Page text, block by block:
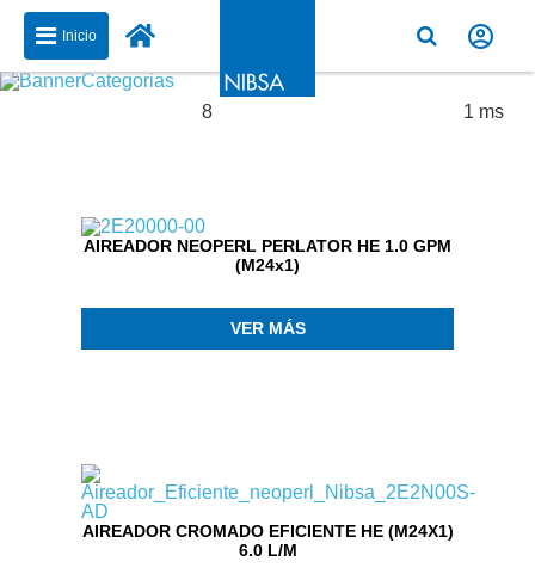
Inicio
8 1 ms
AIREADOR NEOPERL PERLATOR HE 1.0 GPM
(M24x1)
VER MÁS
AIREADOR CROMADO EFICIENTE HE (M24X1)
6.0 L/M